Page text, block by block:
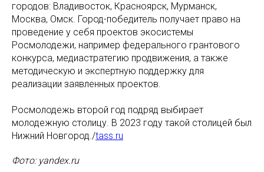
городов: Владивосток, Красноярск, Мурманск,
Москва, Омск. Город-победитель получает право на
проведение у себя проектов экосистемы
Росмолодежи, например федерального грантового
конкурса, медиастратегию продвижения, а также
методическую и экспертную поддержку для
реализации заявленных проектов.
Росмолодежь второй год подряд выбирает
молодежную столицу. В 2023 году такой столицей был
Нижний Новгород./tass.ru
Фото: yandex.ru